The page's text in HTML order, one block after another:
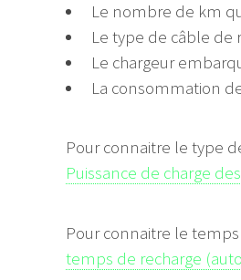
Le nombre de km
Le type de câble de
Le chargeur
La consommation
Pour connaitre le type
Puissance de charge
Pour connaitre le
temps de recharge